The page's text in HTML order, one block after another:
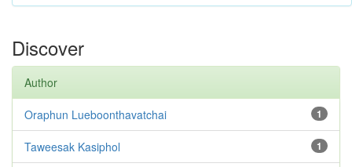
Discover
Author
1
Oraphun Lueboonthavatchai
1
Taweesak Kasiphol